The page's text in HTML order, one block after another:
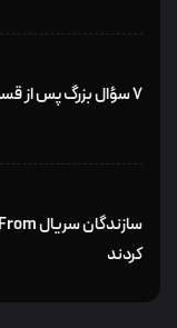
۷ سؤال بزرگ پس از قسمت اول فصل سوم «سیلو»
کردند